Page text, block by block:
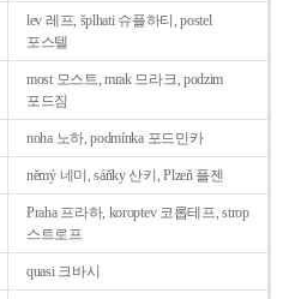
lev 레프, šplhati 슈플하티, postel
포스텔
most 모스트, mrak 므라크, podzim
포드짐
noha 노하, podmínka 포드민카
němý 네미, sáňky 산키, Plzeň 플젠
Praha 프라하, koroptev 코롭테프, strop
스트로프
quasi 크바시